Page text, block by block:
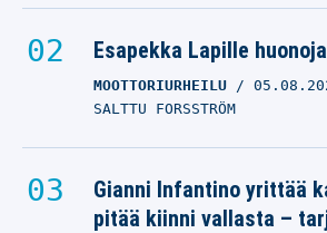
Esapekka Lapille
MOOTTORIURHEILU
SALTTU FORSSTRÖM
Gianni Infantino yrittää
pitää kiinni vallasta –